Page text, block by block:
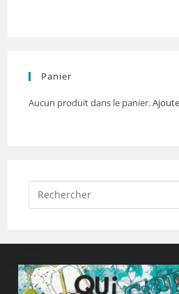
Panier
Aucun produit dans le panier.